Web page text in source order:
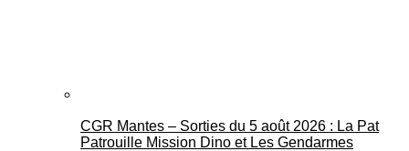
CGR Mantes – Sorties du 5 août 2026 : La Pat
Patrouille Mission Dino et Les Gendarmes